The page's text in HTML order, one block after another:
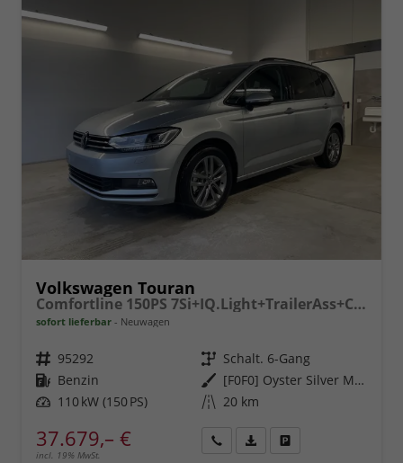
Volkswagen Touran
Comfortline 150PS 7Si+IQ.Light+TrailerAss+Cam+Navi+Kamera+Alarm+Kessy+App-Connect
sofort lieferbar Neuwagen
Fahrzeugnr. 95292 Getriebe Schalt. 6-Gang
Kraftstoff Benzin Außenfarbe
[F0F0] Oyster Silver Metallic
Leistung 110 kW (150 PS) Kilometerstand 20 km
37.679,– €
incl. 19% MwSt.